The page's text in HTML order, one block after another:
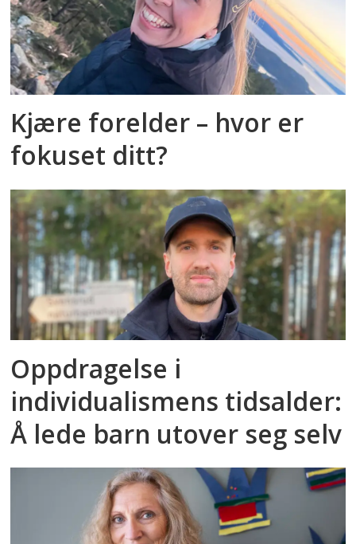
Kjære forelder – hvor er
fokuset ditt?
Oppdragelse i
individualismens tidsalder:
Å lede barn utover seg selv